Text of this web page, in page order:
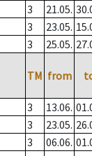
3 21.05.
3 23.05.
3 25.05.
TM from
3 13.06.
3 23.05.
3 06.06.